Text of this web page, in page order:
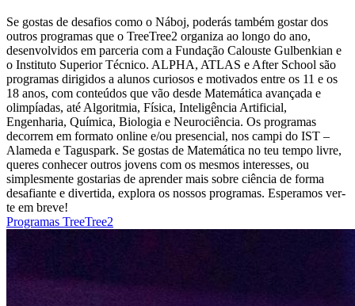
Se gostas de desafios como o Náboj, poderás também gostar dos
outros programas que o TreeTree2 organiza ao longo do ano,
desenvolvidos em parceria com a Fundação Calouste Gulbenkian e
o Instituto Superior Técnico. ALPHA, ATLAS e After School são
programas dirigidos a alunos curiosos e motivados entre os 11 e os
18 anos, com conteúdos que vão desde Matemática avançada e
olimpíadas, até Algoritmia, Física, Inteligência Artificial,
Engenharia, Química, Biologia e Neurociência. Os programas
decorrem em formato online e/ou presencial, nos campi do IST –
Alameda e Taguspark. Se gostas de Matemática no teu tempo livre,
queres conhecer outros jovens com os mesmos interesses, ou
simplesmente gostarias de aprender mais sobre ciência de forma
desafiante e divertida, explora os nossos programas. Esperamos ver-
te em breve!
Programas TreeTree2